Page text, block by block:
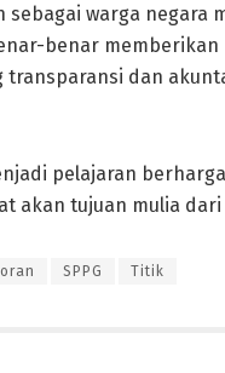
sebagai warga negara
benar memberikan
dan
pelajaran
akan tujuan mulia
SPPG Titik